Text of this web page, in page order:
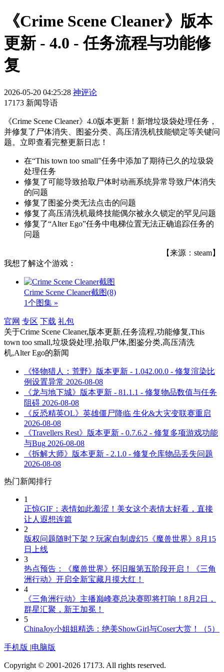
《Crime Scene Cleaner》版本
更新 - 4.0 - 任务流程与功能修
复
2026-05-20 04:25:28 神评论
17173 新闻导语
《Crime Scene Cleaner》4.0版本更新！新增垃圾袋处理任务，
并修复了尸体消失、图鉴分类、高压清洗机技能锁定等关键问
题。立即查看完整更新日志！
在“This town too small”任务中添加了期待已久的垃圾袋
处理任务
修复了可能导致拾取尸体时动画系统异常导致尸体消失
的问题
修复了图鉴分类无法点击的问题
修复了高压清洗机最终技能偶尔被永久锁定的罕见问题
修复了“Alter Ego”任务中电梯位置无法正确追踪任务的
问题
【来源：steam】
我想了解这个游戏：
Crime Scene Cleaner截图(8)
1个图集 »
官网 专区 下载 礼包
关于Crime Scene Cleaner,版本更新,任务流程,功能修复,This
town too small,垃圾袋处理,拾取尸体,图鉴分类,高压清洗
机,Alter Ego的新闻
《怪物猎人：荒野》版本更新 - 1.042.00.0 - 修复渲染比
例设置异常 2026-08-08
《龙与地下城》版本更新 - 81.1.1 - 修复物品数值与任务
阻碍 2026-08-08
《反恐精英OL》英雄僵尸降临 生化&大灾变联赛重启
2026-08-08
《Travellers Rest》版本更新 - 0.7.6.2 - 修复多项游戏功能
与Bug 2026-08-08
《拆解大师》版本更新 - 2.1.0 - 修复仓库物品丢失问题
2026-08-08
热门新闻排行
1
正惊GIF：表情如此羞涩！美女这个表情太好看，直接
让人遐想连篇
2
版权问题随时下架？玩家自制虚幻5《魔兽世界》8月15
日上线
3
热点预告：《魔兽世界》怀旧服第五阶段开启！《三角
洲行动》开启全新宝藏月摸大红！
4
《三角洲行动》主播巅峰赛总决赛即将打响！8月2日，
群星汇聚，新王加冕！
5
ChinaJoy小姐姐精选：绝美ShowGirl与Coser大赏！（5）
手机版 |电脑版
Copyright © 2001-2026 17173. All rights reserved.